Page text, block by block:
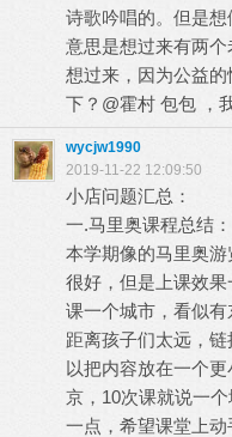
诗歌吟唱的。但是
意思是想过来有两个
想过来，因为公益
下？@霍村 包包 ，
wycjw1990
2019-11-22 12:09:50
小店问题汇总：
一.马里奥课程总结：
本学期像的马里奥
很好，但是上课效
课一个城市，看似
距离孩子们太远，
以把内容放在一个
京，10次课就说一
一点，希望课堂上